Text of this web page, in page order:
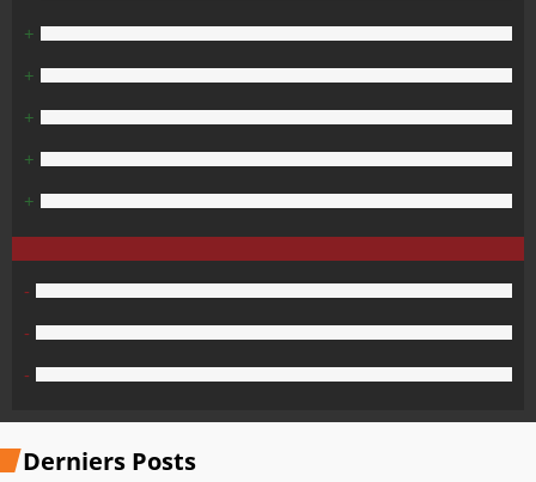
+
+
+
+
+
-
-
-
Derniers Posts